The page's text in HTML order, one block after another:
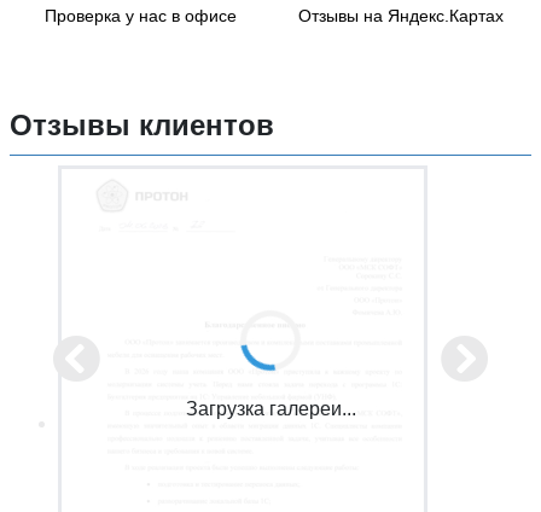
Проверка у нас в офисе Отзывы на Яндекс.Картах
Отзывы клиентов
Загрузка галереи...